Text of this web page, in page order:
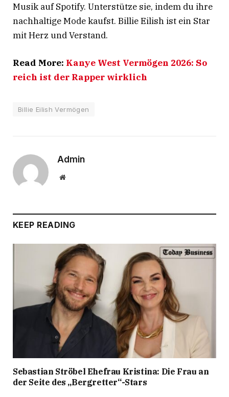
Musik auf Spotify. Unterstütze sie, indem du ihre
nachhaltige Mode kaufst. Billie Eilish ist ein Star
mit Herz und Verstand.
Read More: Kanye West Vermögen 2026: So
reich ist der Rapper wirklich
Billie Eilish Vermögen
Admin
Website
KEEP READING
Sebastian Ströbel Ehefrau Kristina: Die Frau an
der Seite des „Bergretter“-Stars